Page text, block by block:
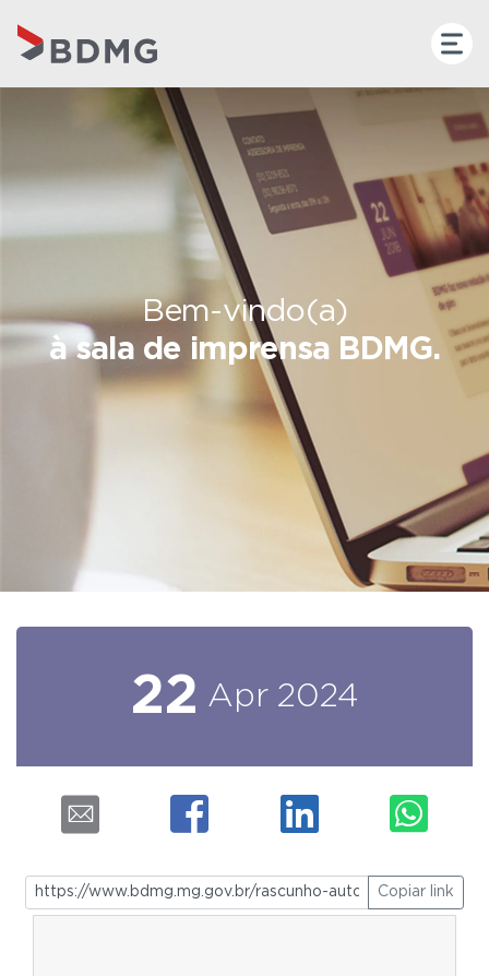
Bem-vindo(a)
à sala de imprensa BDMG.
22 Apr 2024
Copiar link